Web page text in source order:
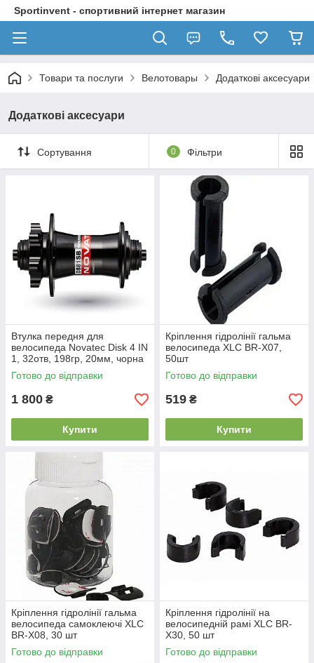
Sportinvent - спортивний інтернет магазин
Товари та послуги Велотовары Додаткові аксесуари
Додаткові аксесуари
Сортування 0 Фільтри
Втулка передня для
велосипеда Novatec Disk 4 IN
1, 32отв, 198гр, 20мм, чорна
Готово до відправки
1 800 ₴
Купити
Кріплення гідролінії гальма
велосипеда XLC BR-X07,
50шт
Готово до відправки
519 ₴
Купити
Кріплення гідролінії гальма
велосипеда самоклеючі XLC
BR-X08, 30 шт
Готово до відправки
Кріплення гідролінії на
велосипедній рамі XLC BR-
X30, 50 шт
Готово до відправки